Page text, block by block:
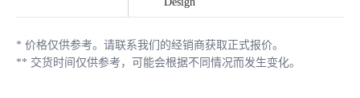
* 价格仅供参考。请联系我们的经销商获取正式报价。
** 交货时间仅供参考，可能会根据不同情况而发生变化。